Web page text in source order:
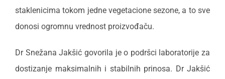
staklenicima tokom jedne vegetacione sezone, a to sve
donosi ogromnu vrednost proizvođaču.
Dr Snežana Jakšić govorila je o podršci laboratorije za
dostizanje maksimalnih i stabilnih prinosa. Dr Jakšić